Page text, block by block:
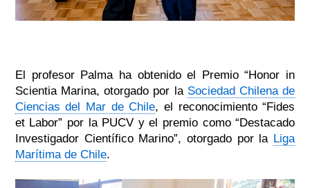
El profesor Palma ha obtenido el Premio “Honor in
Scientia Marina, otorgado por la Sociedad Chilena de
Ciencias del Mar de Chile, el reconocimiento “Fides
et Labor” por la PUCV y el premio como “Destacado
Investigador Científico Marino”, otorgado por la Liga
Marítima de Chile.